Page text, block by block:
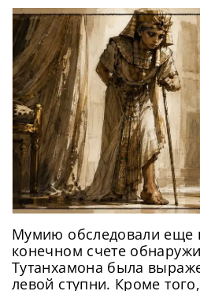
Сменить
Сменить пароль!
Новый Пароль*
Нажимая на кнопку
регистрации и входе через
сервисов, Вы принимаете
Соглашения , в том числе
Ваших персональных
Мумию обследовали еще
конечном счете
Тутанхамона была
левой ступни. Кроме
Сейчас скорость вашего
невысокая, из-за чего
сложности при
сайта. Чтобы
стабильную работу,